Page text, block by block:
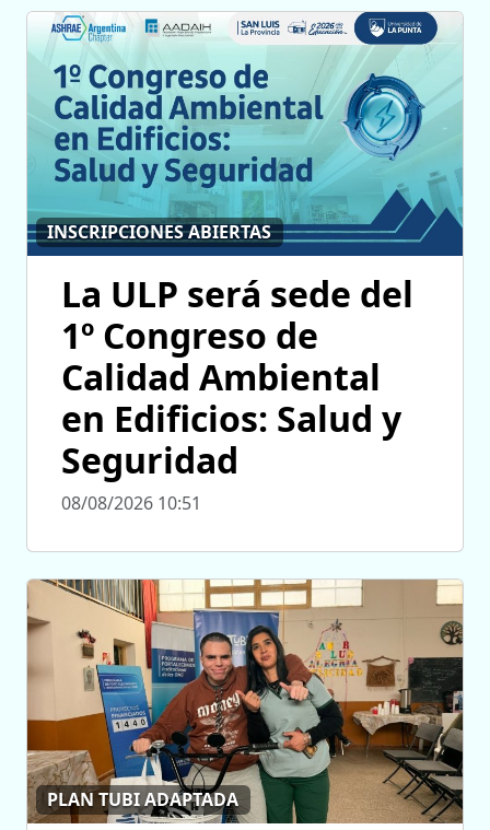
INSCRIPCIONES ABIERTAS
La ULP será sede del
1º Congreso de
Calidad Ambiental
en Edificios: Salud y
Seguridad
08/08/2026 10:51
PLAN TUBI ADAPTADA